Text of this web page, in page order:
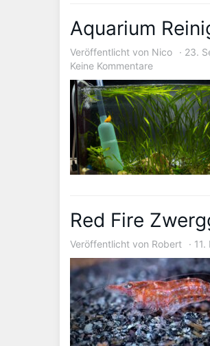
Aquarium
Veröffentlicht von Nico 23.
Keine Kommentare
Red Fire
Veröffentlicht von Robert